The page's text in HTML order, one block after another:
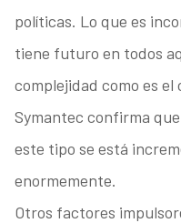
políticas. Lo que es
tiene futuro en todos
complejidad como es el
Symantec confirma
este tipo se está
enormemente.
Otros factores